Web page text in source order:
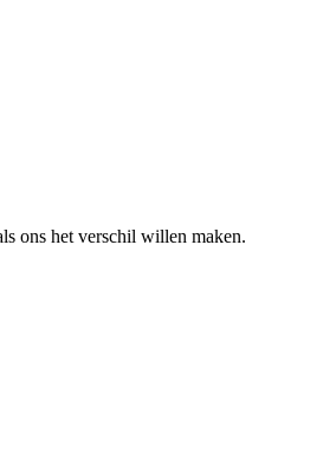
ons het verschil willen maken.